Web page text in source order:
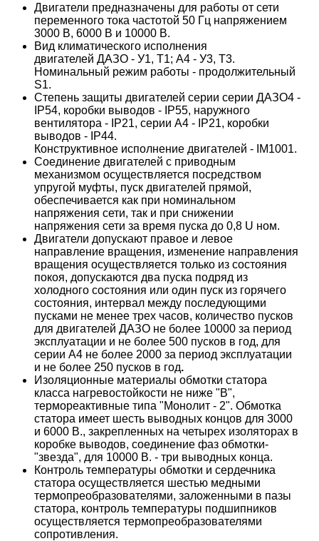
Двигатели предназначены для работы от сети
переменного тока частотой 50 Гц напряжением
3000 В, 6000 В и 10000 В.
Вид климатического исполнения
двигателей ДАЗО - У1, Т1; А4 - У3, Т3.
Номинальный режим работы - продолжительный
S1.
Степень защиты двигателей серии серии ДАЗО4 -
IP54, коробки выводов - IP55, наружного
вентилятора - IP21, серии А4 - IP21, коробки
выводов - IP44.
Конструктивное исполнение двигателей - IM1001.
Соединение двигателей с приводным
механизмом осуществляется посредством
упругой муфты, пуск двигателей прямой,
обеспечивается как при номинальном
напряжения сети, так и при снижении
напряжения сети за время пуска до 0,8 U ном.
Двигатели допускают правое и левое
направление вращения, изменение направления
вращения осуществляется только из состояния
покоя, допускаются два пуска подряд из
холодного состояния или один пуск из горячего
состояния, интервал между последующими
пусками не менее трех часов, количество пусков
для двигателей ДАЗО не более 10000 за период
эксплуатации и не более 500 пусков в год, для
серии А4 не более 2000 за период эксплуатации
и не более 250 пусков в год.
Изоляционные материалы обмотки статора
класса нагревостойкости не ниже "В",
термореактивные типа "Монолит - 2". Обмотка
статора имеет шесть выводных концов для 3000
и 6000 В., закрепленных на четырех изоляторах в
коробке выводов, соединение фаз обмотки-
"звезда", для 10000 В. - три выводных конца.
Контроль температуры обмотки и сердечника
статора осуществляется шестью медными
термопреобразователями, заложенными в пазы
статора, контроль температуры подшипников
осуществляется термопреобразователями
сопротивления.